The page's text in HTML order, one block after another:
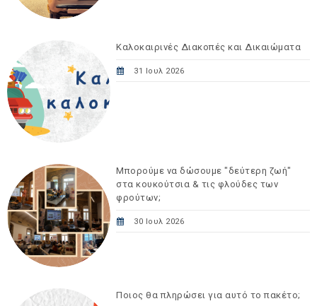
Καλοκαιρινές Διακοπές και Δικαιώματα
31 Ιουλ 2026
Μπορούμε να δώσουμε "δεύτερη ζωή"
στα κουκούτσια & τις φλούδες των
φρούτων;
30 Ιουλ 2026
Ποιος θα πληρώσει για αυτό το πακέτο;